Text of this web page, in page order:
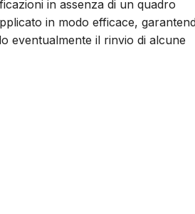
in assenza di un quadro
in modo efficace,
eventualmente il rinvio di alcune